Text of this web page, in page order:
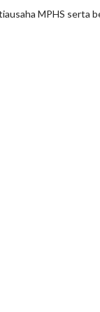
MPHS serta